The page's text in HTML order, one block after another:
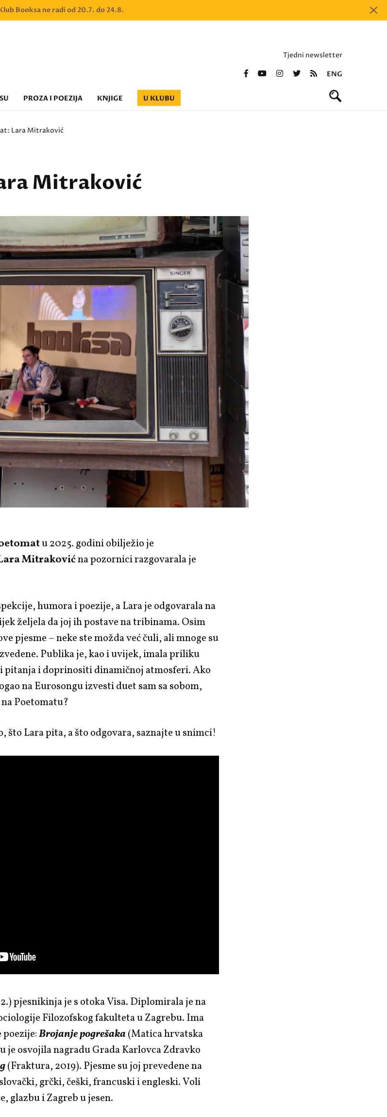
Booksa ne radi od 20.7. do 24.8.
Tjedni newsletter
ENG
PROZA I POEZIJA KNJIGE U KLUBU
Lara Mitraković
Mitraković
u 2025. godini obilježio je
Mitrakovićna pozornici razgovarala je
humora i poezije, aLara je odgovarala na
željela da joj ih postave na tribinama. Osim
pjesme – neke ste možda već čuli, ali mnoge su
Publika je, kao i uvijek, imala priliku
pitanja i doprinositi dinamičnoj atmosferi. Ako
na Eurosongu izvesti duet sam sa sobom,
Poetomatu?
što Lara pita, a što odgovara, saznajte u snimci!
pjesnikinja je s otoka Visa. Diplomirala je na
Filozofskog fakulteta u Zagrebu. Ima
poezije:Brojanjepogrešaka (Matica hrvatska
je osvojila nagradu Grada Karlovca Zdravko
(Fraktura, 2019). Pjesme su joj prevedene na
grčki, češki, francuski i engleski. Voli
glazbu i Zagreb u jesen.